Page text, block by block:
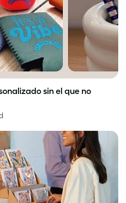
sin el que no